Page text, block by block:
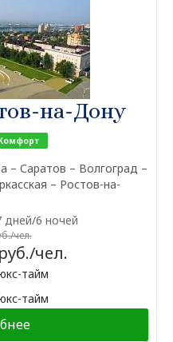
на-Дону
– Саратов – Волгоград –
– Ростов-на-
дней/6 ночей
чел.
чел.
тайм
тайм